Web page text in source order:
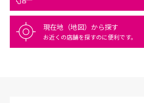
現在地（地図）から探す
お近くの店舗を探すのに便利です。